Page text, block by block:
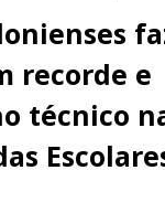
recorde e
técnico